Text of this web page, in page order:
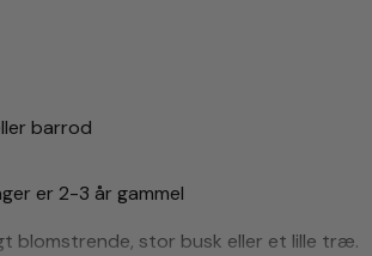
barrod
er 2-3 år gammel
blomstrende, stor busk eller et lille træ.